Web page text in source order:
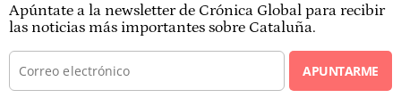
Apúntate a la newsletter de Crónica Global para recibir
las noticias más importantes sobre Cataluña.
APUNTARME